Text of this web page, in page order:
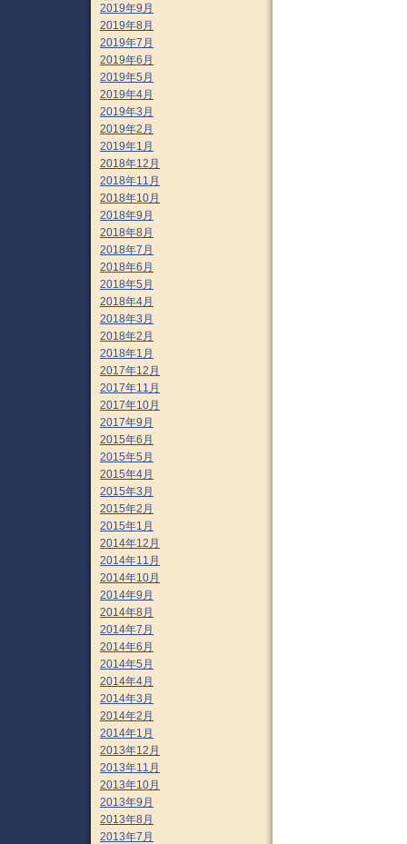
2019年9月
2019年8月
2019年7月
2019年6月
2019年5月
2019年4月
2019年3月
2019年2月
2019年1月
2018年12月
2018年11月
2018年10月
2018年9月
2018年8月
2018年7月
2018年6月
2018年5月
2018年4月
2018年3月
2018年2月
2018年1月
2017年12月
2017年11月
2017年10月
2017年9月
2015年6月
2015年5月
2015年4月
2015年3月
2015年2月
2015年1月
2014年12月
2014年11月
2014年10月
2014年9月
2014年8月
2014年7月
2014年6月
2014年5月
2014年4月
2014年3月
2014年2月
2014年1月
2013年12月
2013年11月
2013年10月
2013年9月
2013年8月
2013年7月